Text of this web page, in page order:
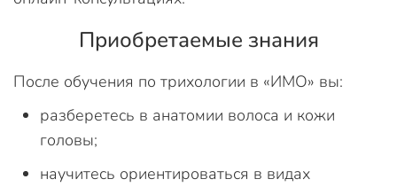
Приобретаемые знания
После обучения по трихологии в «ИМО» вы:
разберетесь в анатомии волоса и кожи
головы;
научитесь ориентироваться в видах